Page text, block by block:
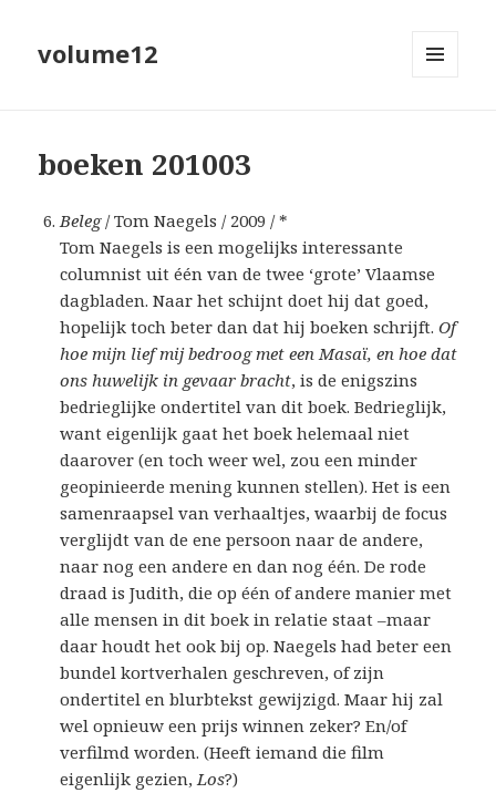
volume12
boeken 201003
Beleg/ Tom Naegels / 2009 / *
Tom Naegels is een mogelijks interessante
columnist uit één van de twee ‘grote’ Vlaamse
dagbladen. Naar het schijnt doet hij dat goed,
hopelijk toch beter dan dat hij boeken schrijft.Of
hoe mijn lief mij bedroog met een Masaï, en hoe dat
ons huwelijk in gevaar bracht, is de enigszins
bedrieglijke ondertitel van dit boek. Bedrieglijk,
want eigenlijk gaat het boek helemaal niet
daarover (en toch weer wel, zou een minder
geopinieerde mening kunnen stellen). Het is een
samenraapsel van verhaaltjes, waarbij de focus
verglijdt van de ene persoon naar de andere,
naar nog een andere en dan nog één. De rode
draad is Judith, die op één of andere manier met
alle mensen in dit boek in relatie staat –maar
daar houdt het ook bij op. Naegels had beter een
bundel kortverhalen geschreven, of zijn
ondertitel en blurbtekst gewijzigd. Maar hij zal
wel opnieuw een prijs winnen zeker? En/of
verfilmd worden. (Heeft iemand die film
eigenlijk gezien,Los?)